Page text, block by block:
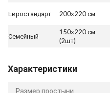
Евростандарт 200x220 см
Семейный
150x220 см
(2шт)
Характеристики
Размер простыни